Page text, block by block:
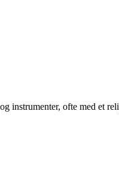
instrumenter, ofte med et